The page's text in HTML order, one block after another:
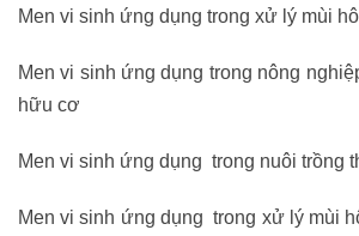
Men vi sinh ứng dụng trong xử lý mùi
Men vi sinh ứng dụng trong nông
hữu cơ
Men vi sinh ứng dụng trong nuôi trồng
Men vi sinh ứng dụng trong xử lý mùi